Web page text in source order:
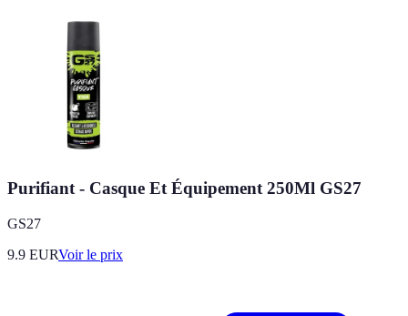
Purifiant - Casque Et Équipement 250Ml GS27
GS27
9.9 EURVoir le prix